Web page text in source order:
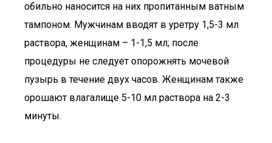
обильно наносится на них пропитанным ватным
тампоном. Мужчинам вводят в уретру 1,5-3 мл
раствора, женщинам – 1-1,5 мл; после
процедуры не следует опорожнять мочевой
пузырь в течение двух часов. Женщинам также
орошают влагалище 5-10 мл раствора на 2-3
минуты.